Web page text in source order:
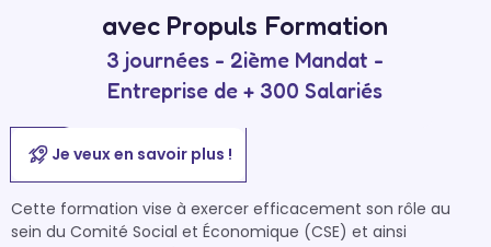
avec Propuls Formation
3 journées - 2ième Mandat -
Entreprise de + 300 Salariés
Je veux en savoir plus !
Cette formation vise à exercer efficacement son rôle au
sein du Comité Social et Économique (CSE) et ainsi